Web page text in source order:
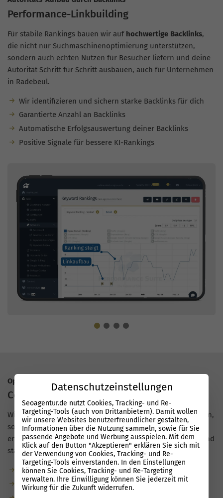
Performance-Linkbuilding
Für stabile Rankings bauen wir auf hochwertige Backlinks,
die nicht nur Suchmaschinenoptimierung unterstützen,
sondern auch echten Nutzen für Besucher liefern und deine
Autorität Schritt für Schritt ausbauen, auch für Unternehmen
in Radebeul.
Wir identifizieren und sichern starke Backlinks für dich
Garantierte Anzahl an Backlinks
Automatische Erfolgsauswertung deiner Backlinks
Positive Signale für bessere KI-Rankings
Optimierung für Google & KI
Content der performt
Wir liefernTexte mit echtem Nutzwert, die nicht nur gelesen,
sondern gefunden werden. Mit unserer Performance Suite
entstehen Inhalte, die in Google und KI-Suchen schneller und
stabiler ranken, auch für Unternehmen in Radebeul.
Garantierte Textanzahl durch unsere Redaktion
Bis zu 80 % weniger Aufwand dank KI
Datenschutzeinstellungen
Seoagentur.de nutzt Cookies, Tracking- und Re-
Targeting-Tools (auch von Drittanbietern). Damit wollen
wir unsere Websites benutzerfreundlicher gestalten,
Informationen über die Nutzung sammeln, sowie für Sie
passende Angebote und Werbung ausspielen. Mit dem
Klick auf den Button "Akzeptieren" erklären Sie sich mit
der Verwendung von Cookies, Tracking- und Re-
Targeting-Tools einverstanden. In den Einstellungen
können Sie Cookies, Tracking- und Re-Targeting
verwalten. Ihre Einwilligung können Sie jederzeit mit
Wirkung für die Zukunft widerrufen.